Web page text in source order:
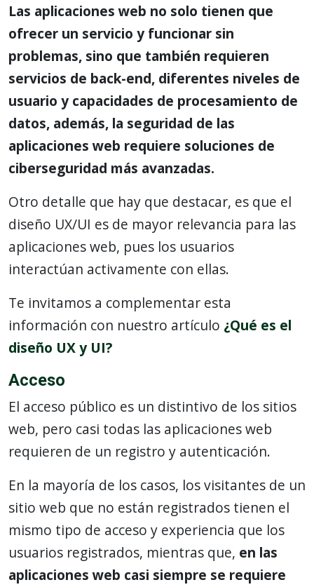
Las aplicaciones web no solo tienen que
ofrecer un servicio y funcionar sin
problemas, sino que también requieren
servicios de back-end, diferentes niveles de
usuario y capacidades de procesamiento de
datos, además, la seguridad de las
aplicaciones web requiere soluciones de
ciberseguridad más avanzadas.
Otro detalle que hay que destacar, es que el
diseño UX/UI es de mayor relevancia para las
aplicaciones web, pues los usuarios
interactúan activamente con ellas.
Te invitamos a complementar esta
información con nuestro artículo ¿Qué es el
diseño UX y UI?
Acceso
El acceso público es un distintivo de los sitios
web, pero casi todas las aplicaciones web
requieren de un registro y autenticación.
En la mayoría de los casos, los visitantes de un
sitio web que no están registrados tienen el
mismo tipo de acceso y experiencia que los
usuarios registrados, mientras que, en las
aplicaciones web casi siempre se requiere